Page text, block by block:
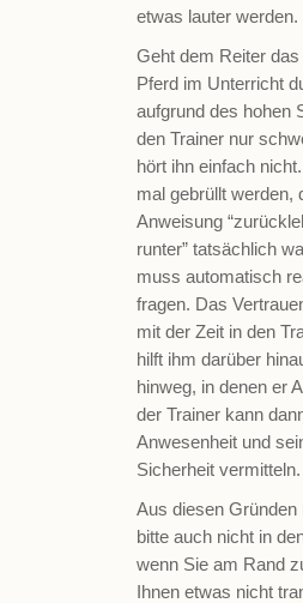
etwas lauter werden.
Geht dem Reiter
Pferd im Unterricht
aufgrund des hohen
den Trainer nur
hört ihn einfach
mal gebrüllt werden,
Anweisung
runter” tatsächlich
muss automatisch
fragen. Das
mit der Zeit in den
hilft ihm darüber
hinweg, in denen er
der Trainer kann
Anwesenheit und
Sicherheit vermitteln.
Aus diesen
bitte auch nicht in
wenn Sie am Rand
Ihnen etwas nicht